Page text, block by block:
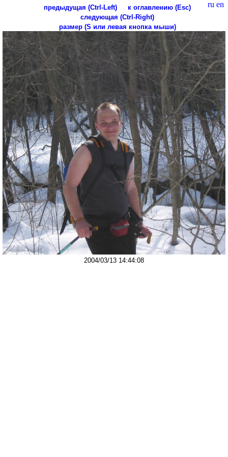
ru en
предыдущая (Ctrl-Left)
к оглавлению (Esc)
следующая (Ctrl-Right)
размер (S или левая кнопка мыши)
2004/03/13 14:44:08